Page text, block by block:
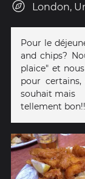
London,
Pour le
and chips?
plaice" et
pour
souhait mais
tellement